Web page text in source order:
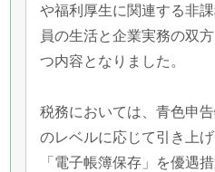
や福利厚生に関連する非
員の生活と企業実務の双
つ内容となりました。
税務においては、青色申
のレベルに応じて引き上
「電子帳簿保存」を優遇